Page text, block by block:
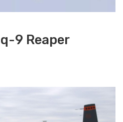
9 Reaper